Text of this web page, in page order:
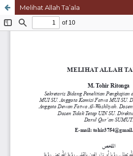
Melihat Allah Ta’ala